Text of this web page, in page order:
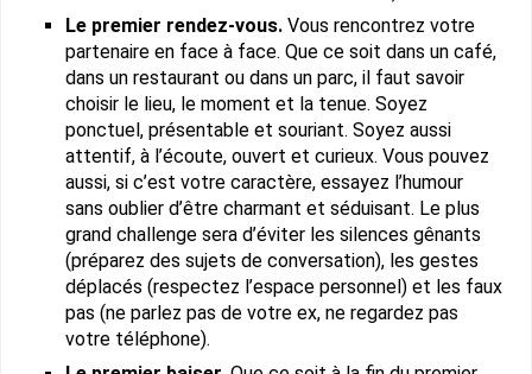
Le premier rendez-vous. Vous rencontrez votre
partenaire en face à face. Que ce soit dans un café,
dans un restaurant ou dans un parc, il faut savoir
choisir le lieu, le moment et la tenue. Soyez
ponctuel, présentable et souriant. Soyez aussi
attentif, à l’écoute, ouvert et curieux. Vous pouvez
aussi, si c’est votre caractère, essayez l’humour
sans oublier d’être charmant et séduisant. Le plus
grand challenge sera d’éviter les silences gênants
(préparez des sujets de conversation), les gestes
déplacés (respectez l’espace personnel) et les faux
pas (ne parlez pas de votre ex, ne regardez pas
votre téléphone).